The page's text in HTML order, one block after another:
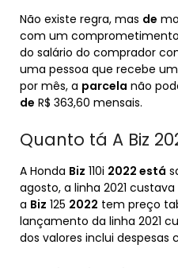
Não existe regra, mas de
com um comprometimento
do salário do comprador
uma pessoa que recebe
por mês, a parcela não
de R$ 363,60 mensais.
Quanto tá A Biz
A Honda Biz 110i 2022 está
agosto, a linha 2021
a Biz 125 2022 tem preço
lançamento da linha 2021
dos valores inclui despesas